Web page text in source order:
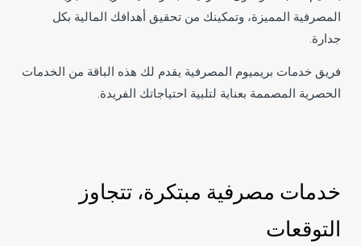
المصرفية المميزة، وتمكينك من تحقيق أهدافك المالية بكل
جدارة.
فريق خدمات بريميوم المصرفية يقدم لك هذه الباقة من الخدمات
الحصرية المصممة بعناية لتلبية احتياجاتك الفريدة.
خدمات مصرفية مبتكرة، تتجاوز
التوقعات